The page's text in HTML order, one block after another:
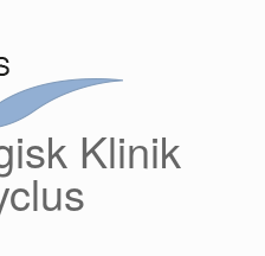
Klinik